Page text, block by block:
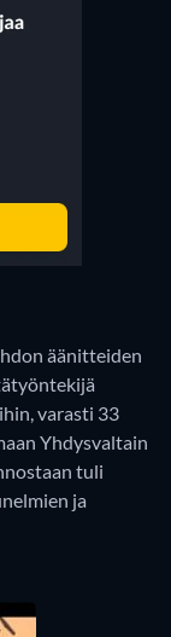
äänitteiden
varasti 33
Yhdysvaltain
tuli
ja